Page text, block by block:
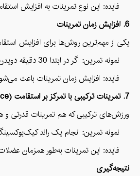
فایده: این نوع تمرینات به افزایش
6. افزایش زمان تمرینات
یکی از مهم‌ترین روش‌ها برای افزایش
نمونه تمرین: اگر در ابتدا 30 دقیقه دویدن یا دوچرخه‌سواری انجام می‌دهید، هر هفته 5 تا 10 دقیقه به آن اضافه کنید تا به 60 دقیقه برسید.
فایده: افزایش زمان تمرینات باعث
7. تمرینات ترکیبی با تمرکز بر استقامت (Combination Training for Endurance)
ورزش‌های ترکیبی که هم تمرینات قدرتی
نمونه تمرین: انجام یک راند کیک‌بوکسینگ یا
فایده: این تمرینات به‌طور همزمان
نتیجه‌گیری